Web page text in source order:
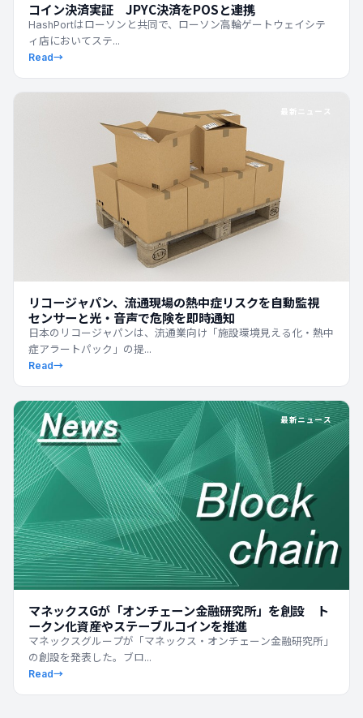
コイン決済実証 JPYC決済をPOSと連携
HashPortはローソンと共同で、ローソン高輪ゲートウェイシテ
ィ店においてステ...
Read→
最新ニュース
リコージャパン、流通現場の熱中症リスクを自動監視
センサーと光・音声で危険を即時通知
日本のリコージャパンは、流通業向け「施設環境見える化・熱中
症アラートパック」の提...
Read→
最新ニュース
マネックスGが「オンチェーン金融研究所」を創設 ト
ークン化資産やステーブルコインを推進
マネックスグループが「マネックス・オンチェーン金融研究所」
の創設を発表した。ブロ...
Read→